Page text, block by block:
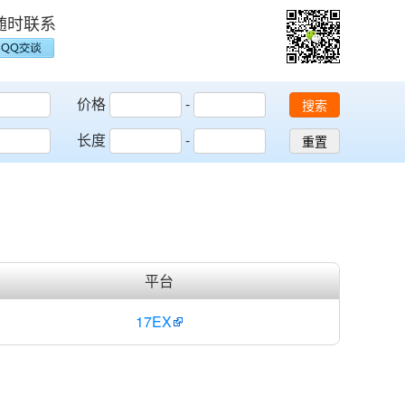
时联系
价格
-
长度
-
搜索
重置
平台
17EX